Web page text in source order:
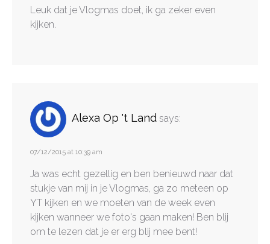
Leuk dat je Vlogmas doet, ik ga zeker even
kijken.
Alexa Op 't Land says:
07/12/2015 at 10:39 am
Ja was echt gezellig en ben benieuwd naar dat
stukje van mij in je Vlogmas, ga zo meteen op
YT kijken en we moeten van de week even
kijken wanneer we foto's gaan maken! Ben blij
om te lezen dat je er erg blij mee bent!